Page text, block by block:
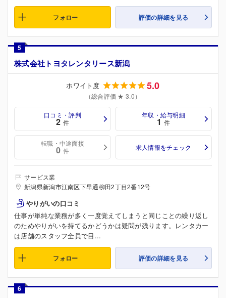
フォロー 評価の詳細を見る
5
株式会社トヨタレンタリース新潟
ホワイト度 5.0
（総合評価 ★ 3.0）
口コミ・評判
2 件
年収・給与明細
1 件
転職・中途面接
0 件 求人情報をチェック
サービス業
新潟県新潟市江南区下早通柳田2丁目2番12号
やりがいの口コミ
仕事が単純な業務が多く一度覚えてしまうと同じことの繰り返し
のためやりがいを持てるかどうかは疑問が残ります。レンタカー
は店舗のスタッフ全員で目...
フォロー 評価の詳細を見る
6